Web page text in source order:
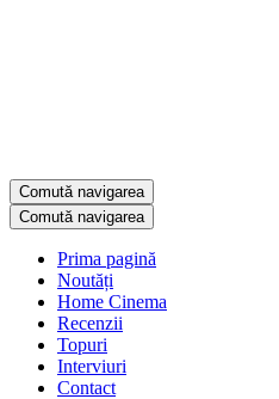
Comută navigarea
Comută navigarea
Prima pagină
Noutăți
Home Cinema
Recenzii
Topuri
Interviuri
Contact